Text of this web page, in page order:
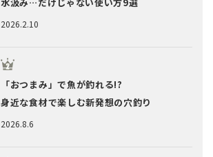
2026.2.10
2026.8.6
「おつまみ」で魚が釣れる!?
身近な食材で楽しむ新発想の穴釣り